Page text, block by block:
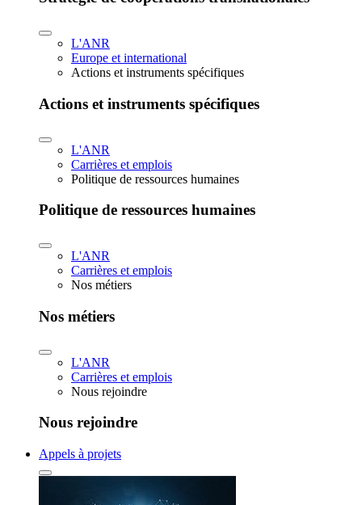
L'ANR
Europe et international
Actions et instruments spécifiques
Actions et instruments spécifiques
L'ANR
Carrières et emplois
Politique de ressources humaines
Politique de ressources humaines
L'ANR
Carrières et emplois
Nos métiers
Nos métiers
L'ANR
Carrières et emplois
Nous rejoindre
Nous rejoindre
Appels à projets